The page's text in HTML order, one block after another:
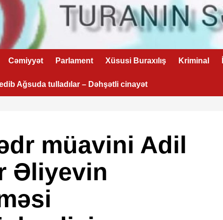
Cəmiyyət Parlament Xüsusi Buraxılış Kriminal
Ağsuda tulladılar – Dəhşətli cinayət
müavini Adil
Əliyevin